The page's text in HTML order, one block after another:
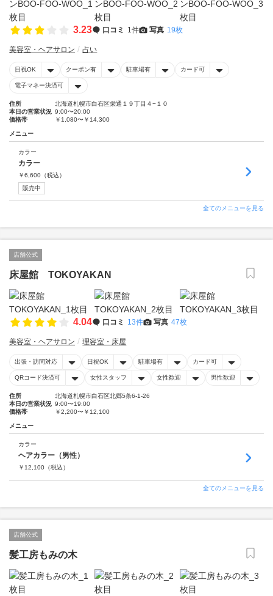
3.23 口コミ 1件 写真 19枚
美容室・ヘアサロン 占い
日祝OK クーポン有 駐車場有 カード可
電子マネー決済可
住所
北海道札幌市白石区栄通１９丁目４−１０
本日の営業状況 9:00〜20:00
価格帯
￥1,080〜￥14,300
メニュー
カラー
カラー
￥6,600 （税込）
販売中
全てのメニューを見る
店舗公式
床屋館 TOKOYAKAN
4.04 口コミ 13件 写真 47枚
美容室・ヘアサロン 理容室・床屋
出張・訪問対応 日祝OK 駐車場有 カード可
QRコード決済可 女性スタッフ 女性歓迎 男性歓迎
住所
北海道札幌市白石区北郷5条6-1-26
本日の営業状況 9:00〜19:00
価格帯
￥2,200〜￥12,100
メニュー
カラー
ヘアカラー（男性）
￥ 12,100 （税込）
全てのメニューを見る
店舗公式
髪工房もみの木